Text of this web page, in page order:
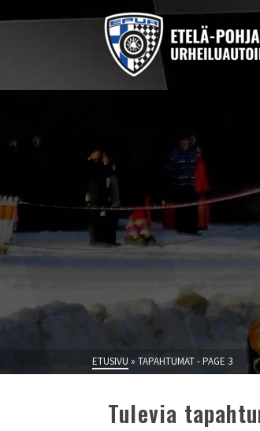
ETUSIVU » TAPAHTUMAT- PAGE 3
Tulevia